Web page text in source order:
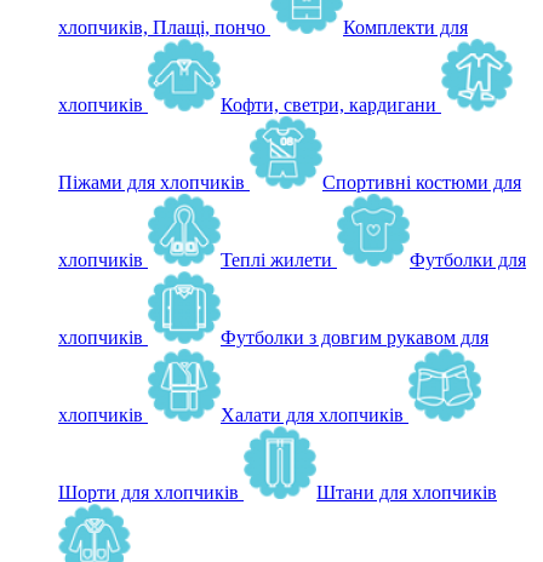
хлопчиків, Плащі, пончо Комплекти для
хлопчиків Кофти, светри, кардигани
Піжами для хлопчиків Спортивні костюми для
хлопчиків Теплі жилети Футболки для
хлопчиків Футболки з довгим рукавом для
хлопчиків Халати для хлопчиків
Шорти для хлопчиків Штани для хлопчиків